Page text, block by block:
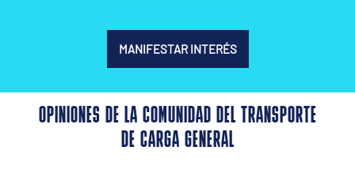
MANIFESTAR INTERÉS
OPINIONES DE LA COMUNIDAD DEL TRANSPORTE
DE CARGA GENERAL